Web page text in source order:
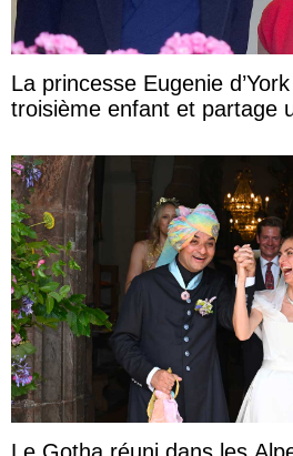
La princesse Eugenie
troisième enfant et partage